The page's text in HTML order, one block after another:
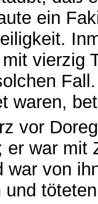
ein
vierzig
waren,
vor
er war mit
war von